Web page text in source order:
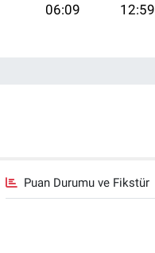
06:09 12:59
Puan Durumu ve Fikstür